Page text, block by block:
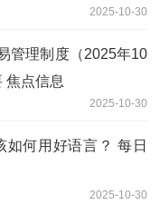
2025-10-30
管理制度（2025年10
焦点信息
2025-10-30
如何用好语言？ 每日
2025-10-30